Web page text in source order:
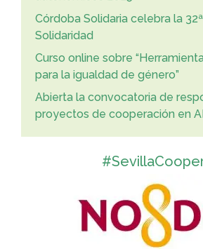
Córdoba Solidaria celebra la
Solidaridad
Curso online sobre
para la igualdad de género”
Abierta la convocatoria de
proyectos de cooperación en